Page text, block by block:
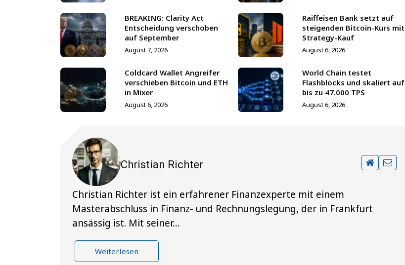
BREAKING: Clarity Act
Entscheidung verschoben
auf September
August 7, 2026
Raiffeisen Bank setzt auf
steigenden Bitcoin-Kurs mit
Strategy-Kauf
August 6, 2026
Coldcard Wallet Angreifer
verschieben Bitcoin und ETH
in Mixer
August 6, 2026
World Chain testet
Flashblocks und skaliert auf
bis zu 47.000 TPS
August 6, 2026
Christian Richter
Christian Richter ist ein erfahrener Finanzexperte mit einem
Masterabschluss in Finanz- und Rechnungslegung, der in Frankfurt
ansässig ist. Mit seiner…
Weiterlesen